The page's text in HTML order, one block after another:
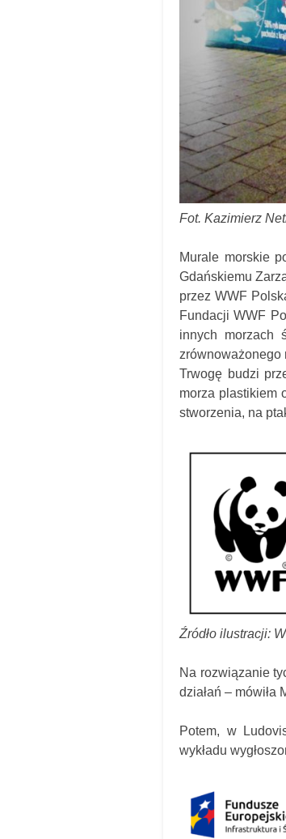
Fot. Kazimierz
Murale morskie
Gdańskiemu
przez WWF
Fundacji WWF
innych morzach
zrównoważonego
Trwogę budzi
morza plastikiem
stworzenia, na
Źródło ilustracji:
Na rozwiązanie
działań – mówiła
Potem, w
wykładu